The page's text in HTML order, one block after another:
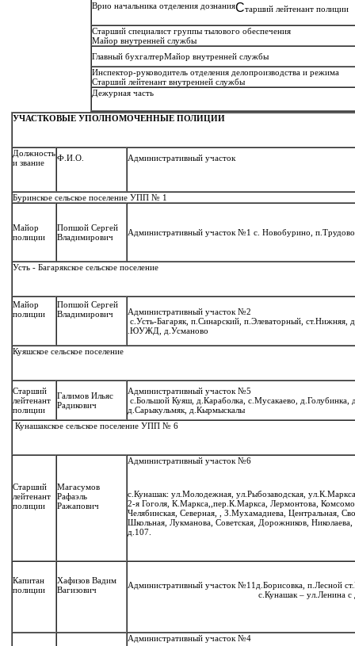
Врио начальника отделения дознанияСтарший лейтенант полиции
Старший специалист группы тылового обеспечения
Майор внутренней службы
Главный бухгалтерМайор внутренней службы
Инспектор-руководитель отделения делопроизводства и режима
Старший лейтенант внутренней службы
Дежурная часть
УЧАСТКОВЫЕ УПОЛНОМОЧЕННЫЕ ПОЛИЦИИ
Должность
и звание
Ф.И.О. Административный участок
Буринское сельское поселение УПП № 1
Майор
полиции
Попшой Сергей
Владимирович
Административный участок №1 с. Новобурино,
Усть - Багарякское сельское поселение
Майор
полиции
Попшой Сергей
Владимирович
Административный участок №2
с.Усть-Багаряк, п.Синарский, п.Элеваторный,
.ЮУЖД, д.Усманово
Куяшское сельское поселение
Старший
лейтенант
полиции
Галимов Ильяс
Радикович
Административный участок №5
с.Большой Куяш, д.Караболка, с.Мусакаево,
д.Сарыкульмяк, д.Кырмыскалы
Кунашакское сельское поселение УПП № 6
Старший
лейтенант
полиции
Магасумов
Рафаэль
Ражапович
Административный участок №6
с.Кунашак: ул.Молодежная, ул.Рыбозаводская,
2-я Гоголя, К.Маркса,,пер.К.Маркса, Лермонтова,
Челябинская, Северная, , З.Мухамадиева, Центральная,
Школьная, Лукманова, Советская, Дорожников,
д.107.
Капитан
полиции
Хафизов Вадим
Вагизович
Административный участок №11 д.Борисовка, п.Лесной
с.Кунашак – ул.Ленина
Административный участок №4